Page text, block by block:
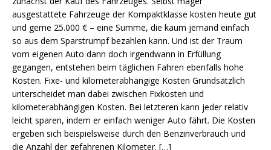
ausgestattete Fahrzeuge der Kompaktklasse kosten heute gut
und gerne 25.000 € – eine Summe, die kaum jemand einfach
so aus dem Sparstrumpf bezahlen kann. Und ist der Traum
vom eigenen Auto dann doch irgendwann in Erfüllung
gegangen, entstehen beim täglichen Fahren ebenfalls hohe
Kosten. Fixe- und kilometerabhängige Kosten Grundsätzlich
unterscheidet man dabei zwischen Fixkosten und
kilometerabhängigen Kosten. Bei letzteren kann jeder relativ
leicht sparen, indem er einfach weniger Auto fährt. Die Kosten
ergeben sich beispielsweise durch den Benzinverbrauch und
die Anzahl der gefahrenen Kilometer. […]